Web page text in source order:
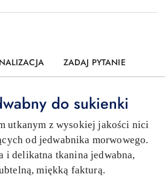
ZADAJ PYTANIE
do sukienki
utkanym z wysokiej jakości nici
od jedwabnika morwowego.
i delikatna tkanina jedwabna,
miękką fakturą.